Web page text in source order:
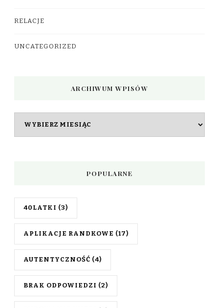
RELACJE
UNCATEGORIZED
ARCHIWUM WPISÓW
POPULARNE
40LATKI (3)
APLIKACJE RANDKOWE (17)
AUTENTYCZNOŚĆ (4)
BRAK ODPOWIEDZI (2)